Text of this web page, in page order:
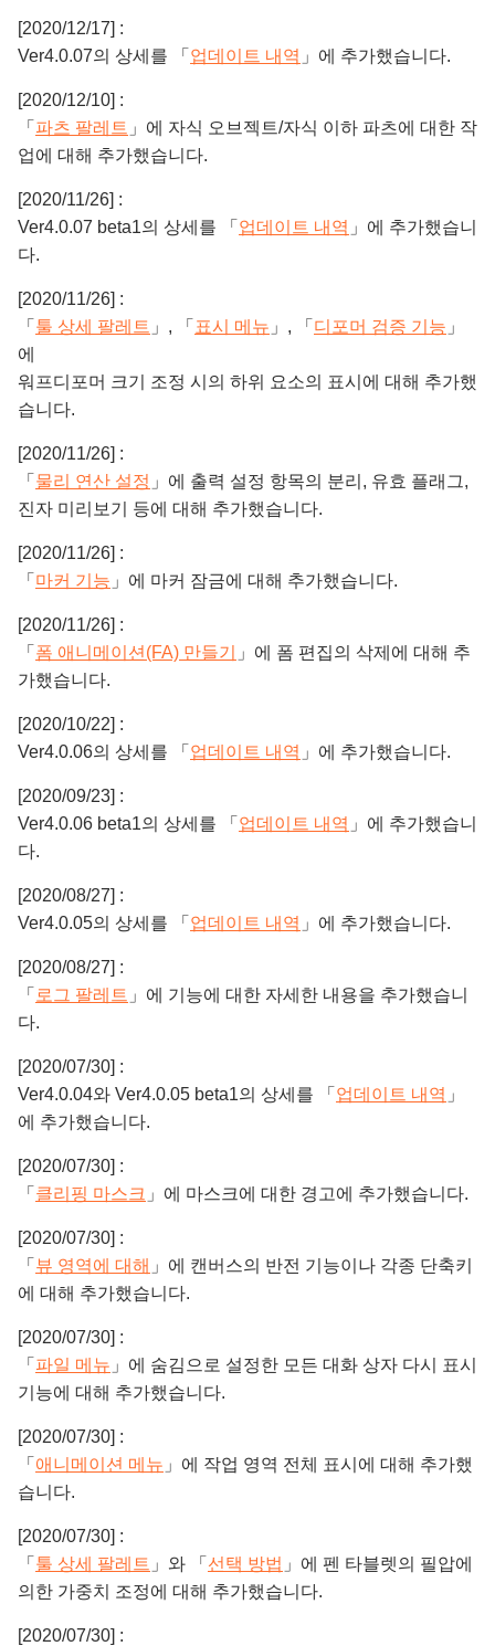
[2020/12/17] :
Ver4.0.07의 상세를 「 업데이트 내역 」에 추가했습니다.
[2020/12/10] :
「 파츠 팔레트 」에 자식 오브젝트/자식 이하 파츠에 대한 작
업에 대해 추가했습니다.
[2020/11/26] :
Ver4.0.07 beta1의 상세를 「 업데이트 내역 」에 추가했습니
다.
[2020/11/26] :
「 툴 상세 팔레트 」, 「 표시 메뉴 」, 「 디포머 검증 기능 」
에
워프디포머 크기 조정 시의 하위 요소의 표시에 대해 추가했
습니다.
[2020/11/26] :
「 물리 연산 설정 」에 출력 설정 항목의 분리, 유효 플래그,
진자 미리보기 등에 대해 추가했습니다.
[2020/11/26] :
「 마커 기능 」에 마커 잠금에 대해 추가했습니다.
[2020/11/26] :
「 폼 애니메이션(FA) 만들기
」에 폼 편집의 삭제에 대해 추
가했습니다.
[2020/10/22] :
Ver4.0.06의 상세를 「 업데이트 내역 」에 추가했습니다.
[2020/09/23] :
Ver4.0.06 beta1의 상세를 「 업데이트 내역 」에 추가했습니
다.
[2020/08/27] :
Ver4.0.05의 상세를 「 업데이트 내역 」에 추가했습니다.
[2020/08/27] :
「 로그 팔레트 」에 기능에 대한 자세한 내용을 추가했습니
다.
[2020/07/30] :
Ver4.0.04와 Ver4.0.05 beta1의 상세를 「 업데이트 내역 」
에 추가했습니다.
[2020/07/30] :
「 클리핑 마스크 」에 마스크에 대한 경고에 추가했습니다.
[2020/07/30] :
「 뷰 영역에 대해 」에 캔버스의 반전 기능이나 각종 단축키
에 대해 추가했습니다.
[2020/07/30] :
「 파일 메뉴 」에 숨김으로 설정한 모든 대화 상자 다시 표시
기능에 대해 추가했습니다.
[2020/07/30] :
「 애니메이션 메뉴 」에 작업 영역 전체 표시에 대해 추가했
습니다.
[2020/07/30] :
「 툴 상세 팔레트 」와 「 선택 방법 」에 펜 타블렛의 필압에
의한 가중치 조정에 대해 추가했습니다.
[2020/07/30] :